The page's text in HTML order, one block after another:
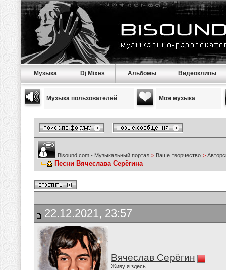
Музыка Dj Mixes Альбомы Видеоклипы
Музыка пользователей Моя музыка
Bisound.com - Музыкальный портал > Ваше творчество >
Песни Вячеслава Серёгина
22.12.2021, 23:57
Вячеслав Серёгин
Живу я здесь